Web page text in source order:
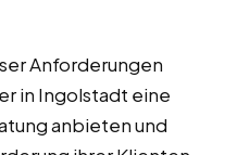
Anforderungen
in Ingolstadt eine
anbieten und